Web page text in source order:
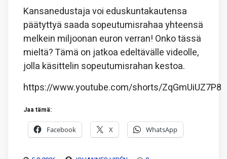
Kansanedustaja voi eduskuntakautensa
päätyttyä saada sopeutumisrahaa yhteensä
melkein miljoonan euron verran! Onko tässä
mieltä? Tämä on jatkoa edeltävälle videolle,
jolla käsittelin sopeutumisrahan kestoa.
https://www.youtube.com/shorts/ZqGmUiUZ7P8
Jaa tämä:
Facebook X WhatsApp